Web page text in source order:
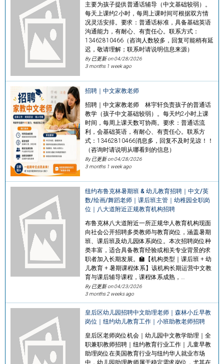
主要为孩子提供普通话辅导（中文基础较弱）。
每天上课约2小时，每周上课时间可根据双方情
况灵活安排。要求：普通话标准，具备基础英语
沟通能力，有耐心、有责任心。联系方式：
13462810466（咨询人数较多，回复可能稍有延
迟，敬请理解；联系时请说明信息来源）
By 已更新 on04/28/2026
3 months 1 week ago
招聘｜中文家教老师
招聘｜中文家教老师 林宇轩负责孩子的普通话
教学（孩子中文基础较弱）。每天约2小时上课
时间，每周上课天数可协商。要求：普通话流
利，会基础英语，有耐心、有责任心。联系方
式：13462810466消息多，回复不及时见谅！！
（咨询时请说明从哪看到的信息）
By 已更新 on04/28/2026
3 months 1 week ago
纽约布鲁克林暑期班 & 幼儿教育招聘｜中文/英
数/绘画/舞蹈老师｜课后班主管｜幼稚园全职岗
位｜八大道附近正规教育机构招聘
布鲁克林八大道附近一所正规华人教育机构现面
向社会公开招聘多类教师与教育岗位，涵盖暑期
班、课后班及幼儿园体系岗位。本次招聘岗位种
类丰富，适合具备教育经验或相关专业背景的求
职者加入长期发展。🏫【机构类型｜课后班 + 幼
儿教育 + 暑期课程体系】该机构长期运营中文教
育与课后辅导课程，课程体系成熟，…
By 已更新 on04/23/2026
3 months 2 weeks ago
皇后区幼儿园招聘中文助理老师｜森林小丘早教
岗位｜纽约幼儿教育工作｜小班助教老师招聘
皇后区老师岗位机会｜幼儿园中文教学助理｜全
职兼职教师招聘｜纽约教育行业工作｜儿童早教
助理岗位在美国教育行业与纽约华人就业市场
中，幼儿园助理教师属于稳定需求岗位，尤其在